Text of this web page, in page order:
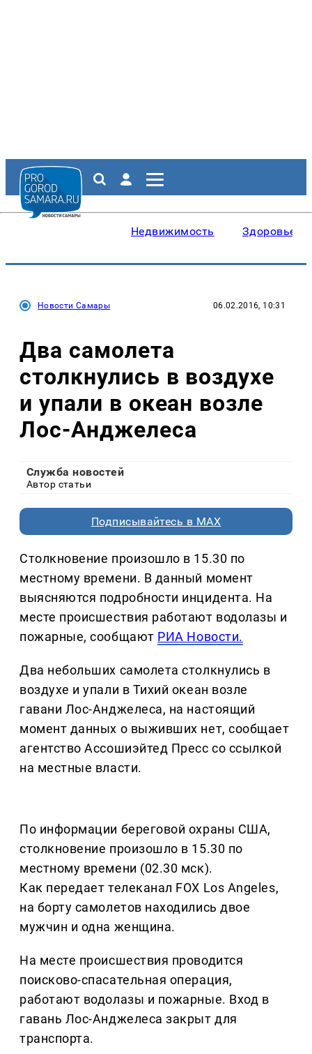
Недвижимость Здоровье
Новости Самары 06.02.2016, 10:31
Два самолета
столкнулись в воздухе
и упали в океан возле
Лос-Анджелеса
Служба новостей
Автор статьи
Подписывайтесь в MAX
Столкновение произошло в 15.30 по
местному времени. В данный момент
выясняются подробности инцидента. На
месте происшествия работают водолазы и
пожарные, сообщают РИА Новости.
Два небольших самолета столкнулись в
воздухе и упали в Тихий океан возле
гавани Лос-Анджелеса, на настоящий
момент данных о выживших нет, сообщает
агентство Ассошиэйтед Пресс со ссылкой
на местные власти.
По информации береговой охраны США,
столкновение произошло в 15.30 по
местному времени (02.30 мск).
Как передает телеканал FOX Los Angeles,
на борту самолетов находились двое
мужчин и одна женщина.
На месте происшествия проводится
поисково-спасательная операция,
работают водолазы и пожарные. Вход в
гавань Лос-Анджелеса закрыт для
транспорта.